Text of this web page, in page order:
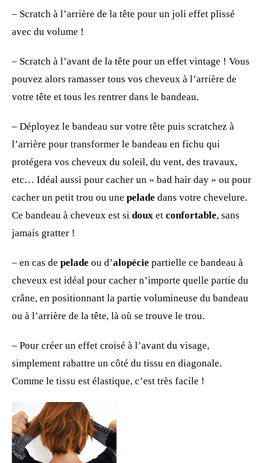
– Scratch à l’arrière de la tête pour un joli effet plissé
avec du volume !
– Scratch à l’avant de la tête pour un effet vintage ! Vous
pouvez alors ramasser tous vos cheveux à l’arrière de
votre tête et tous les rentrer dans le bandeau.
– Déployez le bandeau sur votre tête puis scratchez à
l’arrière pour transformer le bandeau en fichu qui
protégera vos cheveux du soleil, du vent, des travaux,
etc… Idéal aussi pour cacher un « bad hair day » ou pour
cacher un petit trou ou une pelade dans votre chevelure.
Ce bandeau à cheveux est si doux et confortable, sans
jamais gratter !
– en cas de pelade ou d’alopécie partielle ce bandeau à
cheveux est idéal pour cacher n’importe quelle partie du
crâne, en positionnant la partie volumineuse du bandeau
ou à l’arrière de la tête, là où se trouve le trou.
– Pour créer un effet croisé à l’avant du visage,
simplement rabattre un côté du tissu en diagonale.
Comme le tissu est élastique, c’est très facile !